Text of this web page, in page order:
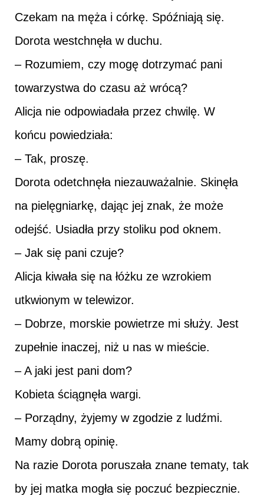
Czekam na męża i córkę. Spóźniają się.
Dorota westchnęła w duchu.
– Rozumiem, czy mogę dotrzymać pani
towarzystwa do czasu aż wrócą?
Alicja nie odpowiadała przez chwilę. W
końcu powiedziała:
– Tak, proszę.
Dorota odetchnęła niezauważalnie. Skinęła
na pielęgniarkę, dając jej znak, że może
odejść. Usiadła przy stoliku pod oknem.
– Jak się pani czuje?
Alicja kiwała się na łóżku ze wzrokiem
utkwionym w telewizor.
– Dobrze, morskie powietrze mi służy. Jest
zupełnie inaczej, niż u nas w mieście.
– A jaki jest pani dom?
Kobieta ściągnęła wargi.
– Porządny, żyjemy w zgodzie z ludźmi.
Mamy dobrą opinię.
Na razie Dorota poruszała znane tematy, tak
by jej matka mogła się poczuć bezpiecznie.